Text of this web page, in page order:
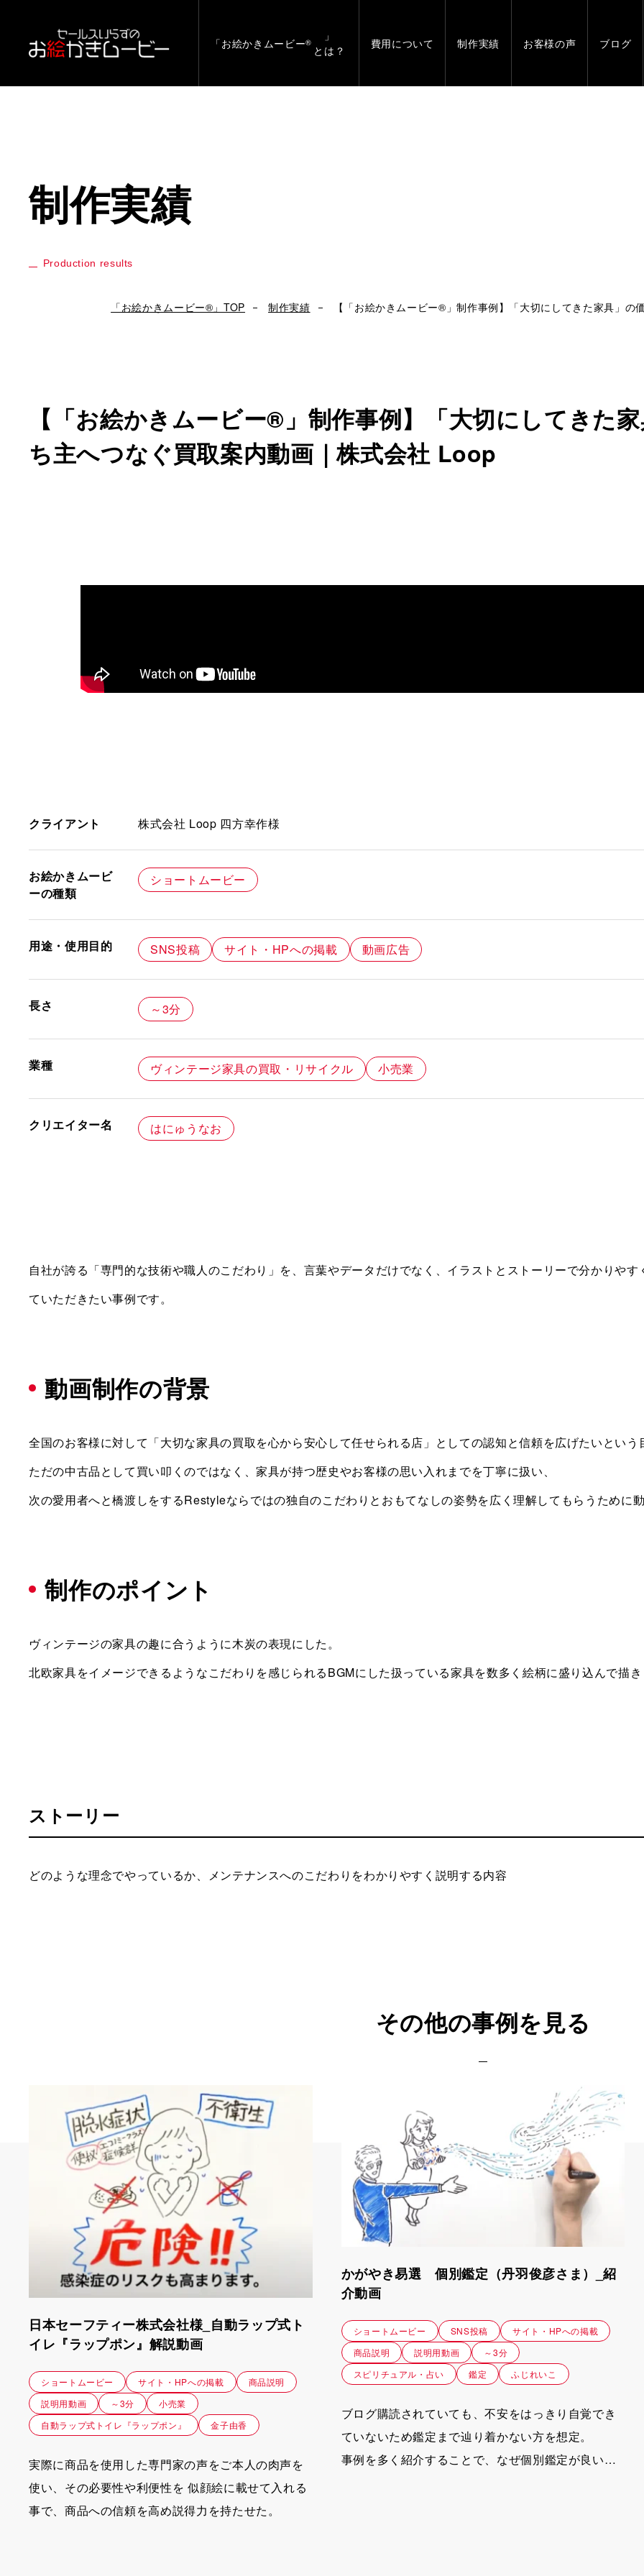
「お絵かきムービー®
」
とは？
費用について 制作実績 お客様の声 ブログ
制作実績
Production results
「お絵かきムービー®」TOP 制作実績 【「お絵かきムービー®」制作事例】「大切にしてきた家具」
【「お絵かきムービー®」制作事例】「大切にしてきた
ち主へつなぐ買取案内動画｜株式会社 Loop
クライアント 株式会社 Loop 四方幸作様
お絵かきムービ
ーの種類
ショートムービー
用途・使用目的 SNS投稿 サイト・HPへの掲載 動画広告
長さ ～3分
業種 ヴィンテージ家具の買取・リサイクル 小売業
クリエイター名 はにゅうなお
自社が誇る「専門的な技術や職人のこだわり」を、言葉やデータだけでなく、イラストとストーリーで分かりや
ていただきたい事例です。
動画制作の背景
全国のお客様に対して「大切な家具の買取を心から安心して任せられる店」としての認知と信頼を広げたいとい
ただの中古品として買い叩くのではなく、家具が持つ歴史やお客様の思い入れまでを丁寧に扱い、
次の愛用者へと橋渡しをするRestyleならではの独自のこだわりとおもてなしの姿勢を広く理解してもらうために
制作のポイント
ヴィンテージの家具の趣に合うように木炭の表現にした。
北欧家具をイメージできるようなこだわりを感じられるBGMにした扱っている家具を数多く絵柄に盛り込んで描
ストーリー
どのような理念でやっているか、メンテナンスへのこだわりをわかりやすく説明する内容
その他の事例を見る
日本セーフティー株式会社様_自動ラップ式ト
イレ『ラップポン』解説動画
ショートムービー サイト・HPへの掲載
商品説明
説明用動画
～3分
小売業
自動ラップ式トイレ『ラップポン』
金子由香
実際に商品を使用した専門家の声をご本人の肉声を
使い、その必要性や利便性を 似顔絵に載せて入れる
事で、商品への信頼を高め説得力を持たせた。
かがやき易選 個別鑑定（丹羽俊彦さま）_紹
介動画
ショートムービー SNS投稿
サイト・HPへの掲載
商品説明
説明用動画
～3分
スピリチュアル・占い
鑑定 ふじれいこ
ブログ購読されていても、不安をはっきり自覚でき
ていないため鑑定まで辿り着かない方を想定。
事例を多く紹介することで、なぜ個別鑑定が良いの